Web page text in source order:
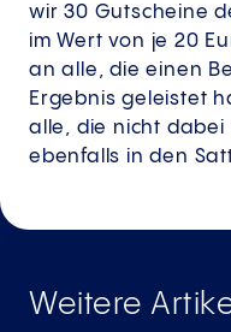
wir 30 Gutscheine
im Wert von je 20
an alle, die einen
Ergebnis geleistet
alle, die nicht
ebenfalls in den
Weitere